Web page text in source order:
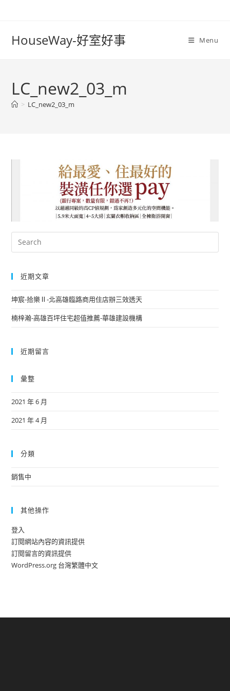
HouseWay-好室好事 Menu
LC_new2_03_m
> LC_new2_03_m
近期文章
坤宸-拾樂Ⅱ-北高雄臨路商用住店辦三效透天
楠梓瀚-高雄百坪住宅超值推薦-華雄建設機構
近期留言
彙整
2021 年 6 月
2021 年 4 月
分類
銷售中
其他操作
登入
訂閱網站內容的資訊提供
訂閱留言的資訊提供
WordPress.org 台灣繁體中文